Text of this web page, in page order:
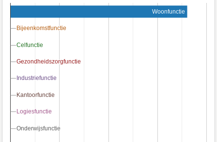
Woonfunctie
Bijeenkomstfunctie
Bijeenkomstfunctie
Celfunctie
Celfunctie
Gezondheidszorgfunctie
Gezondheidszorgfunctie
Industriefunctie
Industriefunctie
Kantoorfunctie
Kantoorfunctie
Logiesfunctie
Logiesfunctie
Onderwijsfunctie
Onderwijsfunctie